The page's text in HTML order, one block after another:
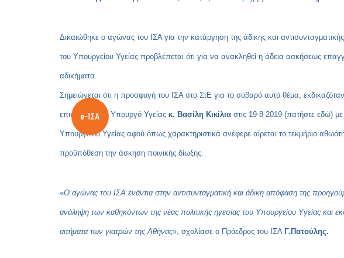
Δικαιώθηκε ο αγώνας του ΙΣΑ για την κατάργηση της άδικης και
του Υπουργείου Υγείας προβλέπεται ότι για να ανακληθεί η άδεια ασκήσεως
αδικήματα.
Σημειώνεται ότι η προσφυγή του ΙΣΑ στο ΣτΕ για το σοβαρό αυτό θέμα,
επιστολή στον Υπουργό Υγείας κ. Βασίλη Κικίλια στις 19-8-2019 (πατήστε εδώ)
Υπουργείου Υγείας αφού όπως χαρακτηριστικά ανέφερε αίρεται το τεκμήριο
προϋπόθεση την άσκηση ποινικής δίωξης.
«Ο αγώνας του ΙΣΑ ενάντια στην αντισυνταγματική και άδικη απόφαση της
ανάληψη των καθηκόντων της νέας πολιτικής ηγεσίας του Υπουργείου Υγείας και
αιτήματα των γιατρών της Αθήνας», σχολίασε ο Πρόεδρος του ΙΣΑ Γ.Πατούλης.